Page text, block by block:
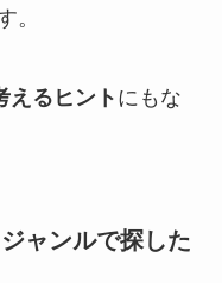
。
えるヒントにもな
ャンルで探した